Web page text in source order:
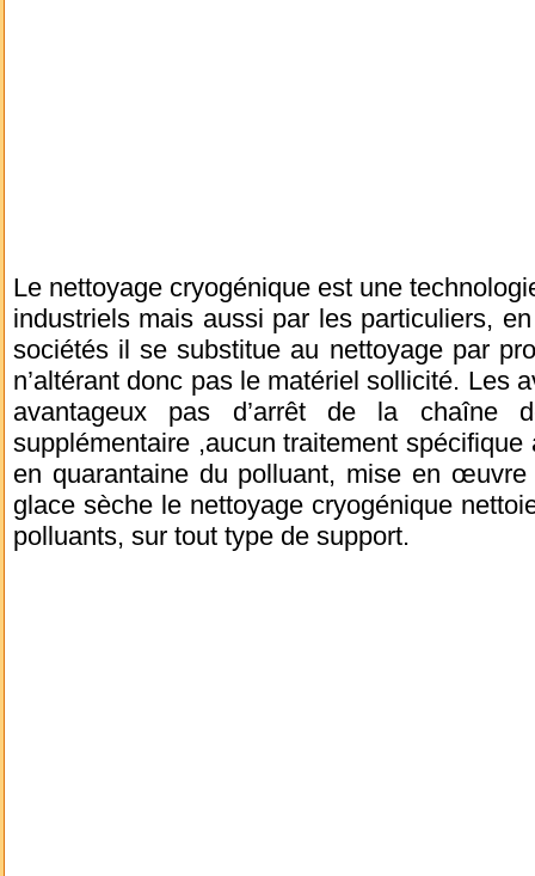
Le nettoyage cryogénique est une
industriels mais aussi par les particuliers,
sociétés il se substitue au nettoyage par
n’altérant donc pas le matériel sollicité. Les
avantageux pas d’arrêt de la chaîne
supplémentaire ,aucun traitement
en quarantaine du polluant, mise en
glace sèche le nettoyage cryogénique
polluants, sur tout type de support.